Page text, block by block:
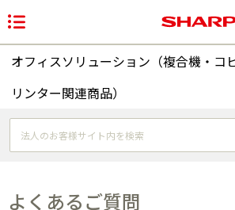
オフィスソリューション（複合機・コ
リンター関連商品）
よくあるご質問